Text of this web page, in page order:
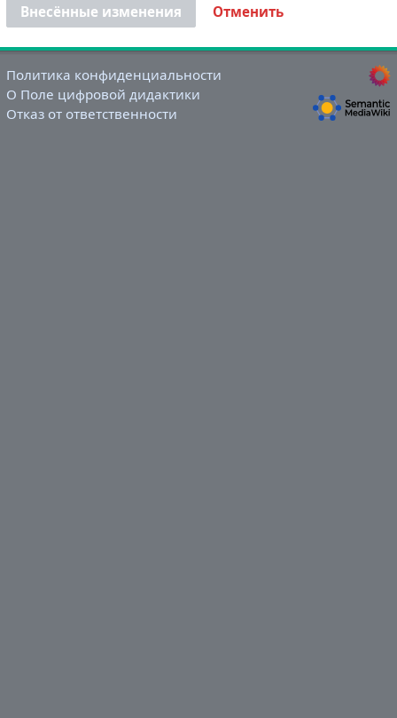
Внесённые изменения
Отменить
Политика конфиденциальности
О Поле цифровой дидактики
Отказ от ответственности